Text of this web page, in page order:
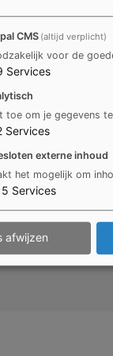
na de
afspraak
CMS (altijd verplicht)
voor de
Services
toe om je gegevens
Services
externe inhoud
het mogelijk om
Services
afwijzen